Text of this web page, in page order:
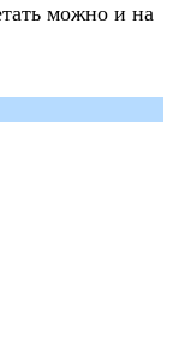
можно и на